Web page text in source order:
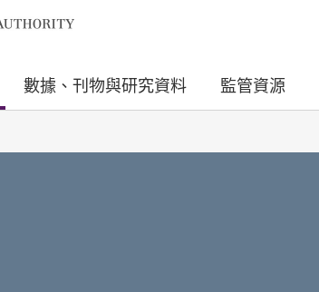
數據、刊物與研究資料 監管資源